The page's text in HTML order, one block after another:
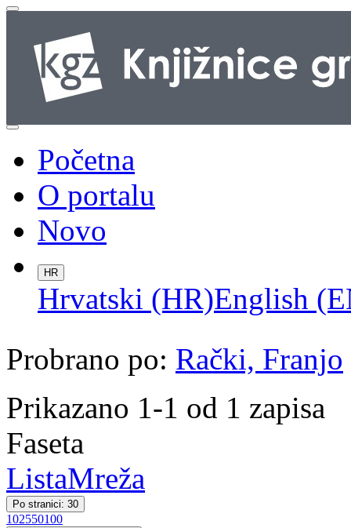
Početna
O portalu
Novo
HR
Hrvatski (HR)English
Probrano po: Rački, Franjo
Prikazano 1-1 od 1 zapisa
Faseta
ListaMreža
Po stranici: 30
102550100